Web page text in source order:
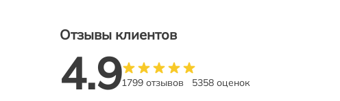
Отзывы клиентов
4.91799 отзывов 5358 оценок